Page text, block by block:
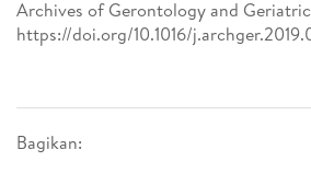
Bagikan:
Archives of Gerontology and
https://doi.org/10.1016/